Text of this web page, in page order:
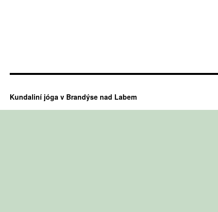
Kundaliní jóga v Brandýse nad Labem